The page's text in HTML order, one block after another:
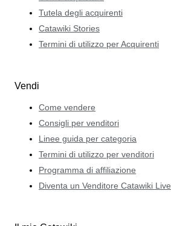
Tutela degli acquirenti
Catawiki Stories
Termini di utilizzo per Acquirenti
Vendi
Come vendere
Consigli per venditori
Linee guida per categoria
Termini di utilizzo per venditori
Programma di affiliazione
Diventa un Venditore Catawiki Live